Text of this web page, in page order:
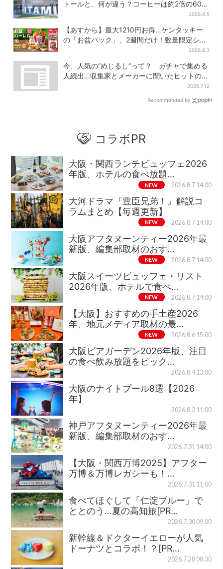
トールと、何が違う？コーヒーは約2倍の600
2026.8.5
【あすから】最大1210円お得…ケンタッキー
の「お盆パック」、2週間だけ！数量限定シー
2026.8.3
今、人気の“めじるし”って？ ガチャで集める
人続出…収集家とメーカーに聞いたヒットの背
2026.7.12
Recommended by
コラボPR
大阪・関西ランチビュッフェ2026
年版、ホテルの食べ放題…
NEW 2026.8.7 14:00
大河ドラマ『豊臣兄弟！』解説コ
ラムまとめ【毎週更新】
NEW 2026.8.7 14:00
大阪アフタヌーンティー2026年最
新版、編集部取材のおす…
NEW 2026.8.7 14:00
大阪スイーツビュッフェ・リスト
2026年版、ホテルで食べ…
NEW 2026.8.7 14:00
【大阪】おすすめの手土産2026
年、地元メディア取材の最…
NEW 2026.8.6 15:00
大阪ビアガーデン2026年版、注目
の食べ飲み放題をピック…
2026.8.4 13:00
大阪のナイトプール8選【2026
年】
2026.8.3 11:00
神戸アフタヌーンティー2026年最
新版、編集部取材のおす…
2026.7.31 14:00
【大阪・関西万博2025】アフター
万博＆万博レガシーも！…
2026.7.31 11:00
食べてほぐして「仁淀ブルー」で
ととのう…夏の高知旅[PR…
2026.7.30 09:00
新幹線＆ドクターイエローが人気
ドーナツとコラボ！？[PR…
2026.7.28 08:30